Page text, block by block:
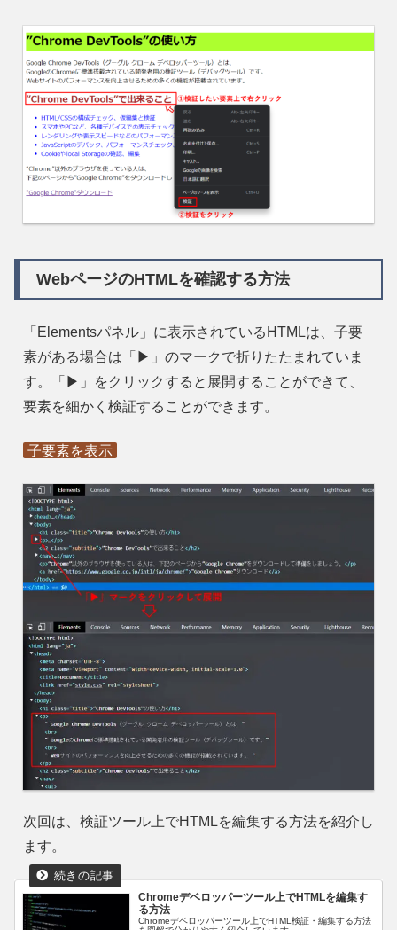
WebページのHTMLを確認する方法
「Elementsパネル」に表示されているHTMLは、子要
素がある場合は「▶」のマークで折りたたまれていま
す。「▶」をクリックすると展開することができて、
要素を細かく検証することができます。
子要素を表示
次回は、検証ツール上でHTMLを編集する方法を紹介し
ます。
Chromeデベロッパーツール上でHTMLを編集す
る方法
Chromeデベロッパーツール上でHTML検証・編集する方法